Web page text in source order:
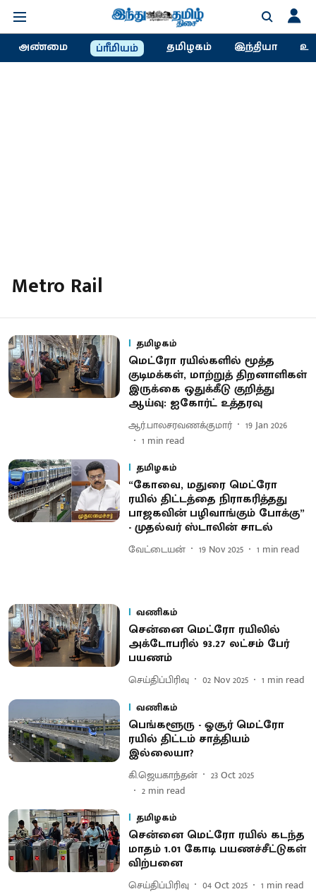
அண்மை ப்ரீமியம் தமிழகம் இந்தியா
Metro Rail
தமிழகம்
மெட்ரோ ரயில்களில் மூத்த
குடிமக்கள், மாற்றுத் திறனாளிகள்
இருக்கை ஒதுக்கீடு குறித்து
ஆய்வு: ஐகோர்ட் உத்தரவு
ஆர்.பாலசரவணக்குமார்
19 Jan 2026
1 min read
தமிழகம்
“கோவை, மதுரை மெட்ரோ
ரயில் திட்டத்தை நிராகரித்தது
பாஜகவின் பழிவாங்கும் போக்கு”
- முதல்வர் ஸ்டாலின் சாடல்
வேட்டையன் 19 Nov 2025 1 min read
வணிகம்
சென்னை மெட்ரோ ரயிலில்
அக்டோபரில் 93.27 லட்சம் பேர்
பயணம்
செய்திப்பிரிவு 02 Nov 2025 1 min read
வணிகம்
பெங்களூரு - ஓசூர் மெட்ரோ
ரயில் திட்டம் சாத்தியம்
இல்லையா?
கி.ஜெயகாந்தன்
23 Oct 2025
2 min read
தமிழகம்
சென்னை மெட்ரோ ரயில் கடந்த
மாதம் 1.01 கோடி பயணச்சீட்டுகள்
விற்பனை
செய்திப்பிரிவு 04 Oct 2025 1 min read